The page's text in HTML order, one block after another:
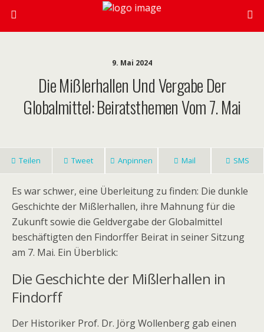
9. Mai 2024
Die Mißlerhallen Und Vergabe Der
Globalmittel: Beiratsthemen Vom 7. Mai
Teilen Tweet Anpinnen Mail SMS
Es war schwer, eine Überleitung zu finden: Die dunkle
Geschichte der Mißlerhallen, ihre Mahnung für die
Zukunft sowie die Geldvergabe der Globalmittel
beschäftigten den Findorffer Beirat in seiner Sitzung
am 7. Mai. Ein Überblick:
Die Geschichte der Mißlerhallen in
Findorff
Der Historiker Prof. Dr. Jörg Wollenberg gab einen